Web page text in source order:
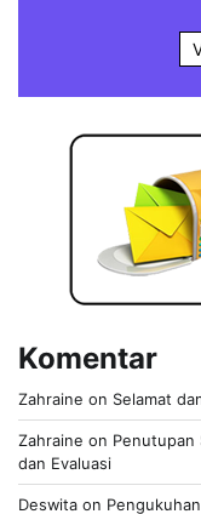
Komentar
Zahraine on Selamat
Zahraine on Penutupan
dan Evaluasi
Deswita on